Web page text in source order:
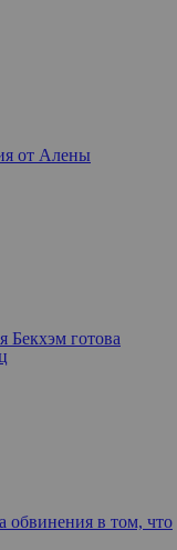
от Алены
Бекхэм готова
обвинения в том, что